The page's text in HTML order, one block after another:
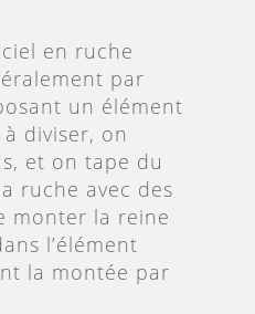
en ruche
par
un élément
diviser, on
et on tape du
ruche avec des
monter la reine
l’élément
la montée par